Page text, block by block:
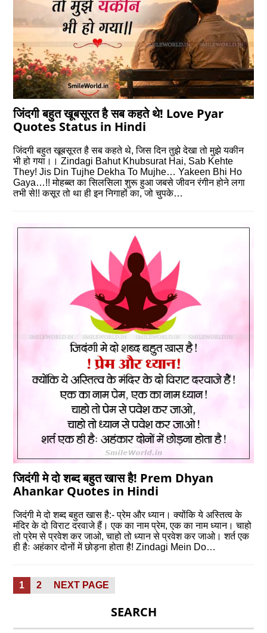
जिंदगी बहुत खूबसूरत है सब कहते थे! Love Pyar
Quotes Status in Hindi
जिंदगी बहुत खूबसूरत है सब कहते थे, जिस दिन तुझे देखा तो मुझे यकीन
भी हो गया।। Zindagi Bahut Khubsurat Hai, Sab Kehte
They! Jis Din Tujhe Dekha To Mujhe… Yakeen Bhi Ho
Gaya…!! मोहब्‍ब्‍त का सिलसिला शुरू हुआ जबसे जीवन रंगीन होने लगा
तभी से!! कसूर तो था ही इन निगाहों का, जो चुपके…
जिदंगी मे दो शब्द बहुत खास है! Prem Dhyan
Ahankar Quotes in Hindi
जिदंगी मे दो शब्द बहुत खास है:- प्रेम और ध्यान। क्योंकि ये अस्तित्व के
मंदिर के दो विराट दरवाजे हैं। एक का नाम प्रेम, एक का नाम ध्यान। चाहो
तो प्रेम से प्रवेश कर जाओ, चाहो तो ध्यान से प्रवेश कर जाओ। शर्त एक
ही हैः अहंकार दोनों में छोड़ना होता है! Zindagi Mein Do…
Posts
pagination
PAGE
1 PAGE
2 NEXT PAGE
SEARCH